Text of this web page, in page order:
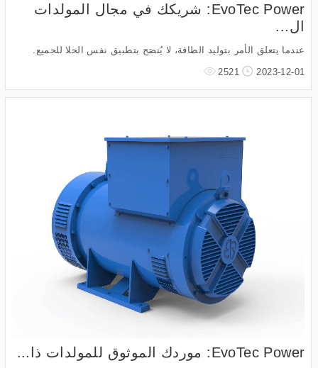
EvoTec Power: شريكك في مجال المولدات
ال...
عندما يتعلق الأمر بتوليد الطاقة، لا يُنصَح بتطبيق نفس الحلا للجميع.
2023-12-01
2521
EvoTec Power: موردك الموثوق للمولدات ذا...